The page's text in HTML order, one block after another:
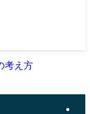
考え方